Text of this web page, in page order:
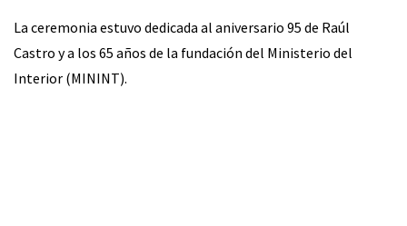
La ceremonia estuvo dedicada al aniversario 95 de Raúl
Castro y a los 65 años de la fundación del Ministerio del
Interior (MININT).